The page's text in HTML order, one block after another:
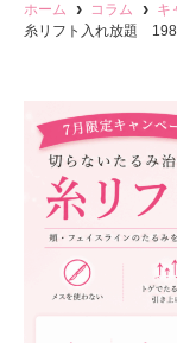
ホーム コラム
キ
糸リフト入れ放題